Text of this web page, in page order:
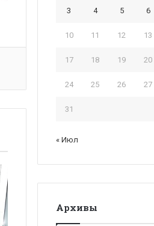
3 4 5 6
10 11 12 13
17 18 19 20
24 25 26 27
31
« Июл
Архивы